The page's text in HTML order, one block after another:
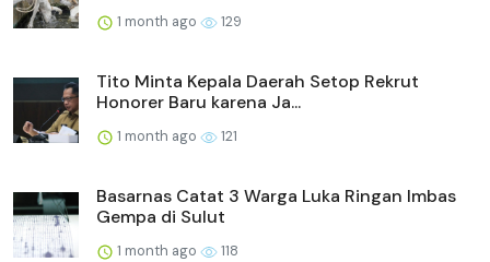
1 month ago 129
Tito Minta Kepala Daerah Setop Rekrut
Honorer Baru karena Ja...
1 month ago 121
Basarnas Catat 3 Warga Luka Ringan Imbas
Gempa di Sulut
1 month ago 118